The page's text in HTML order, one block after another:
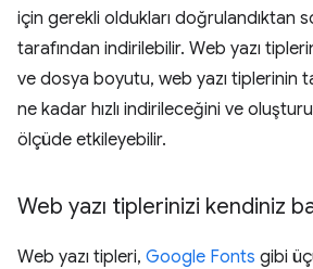
için gerekli oldukları doğrulandıktan
tarafından indirilebilir. Web yazı
ve dosya boyutu, web yazı tiplerinin
ne kadar hızlı indirileceğini ve
ölçüde etkileyebilir.
Web yazı tiplerinizi kendiniz
Web yazı tipleri, Google Fonts gibi